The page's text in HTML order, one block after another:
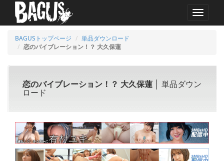
MENU
BAGUSトップページ
単品ダウンロード
恋のバイブレーション！？ 大久保蓮
恋のバイブレーション！？ 大久保蓮 │ 単品ダウン
ロード